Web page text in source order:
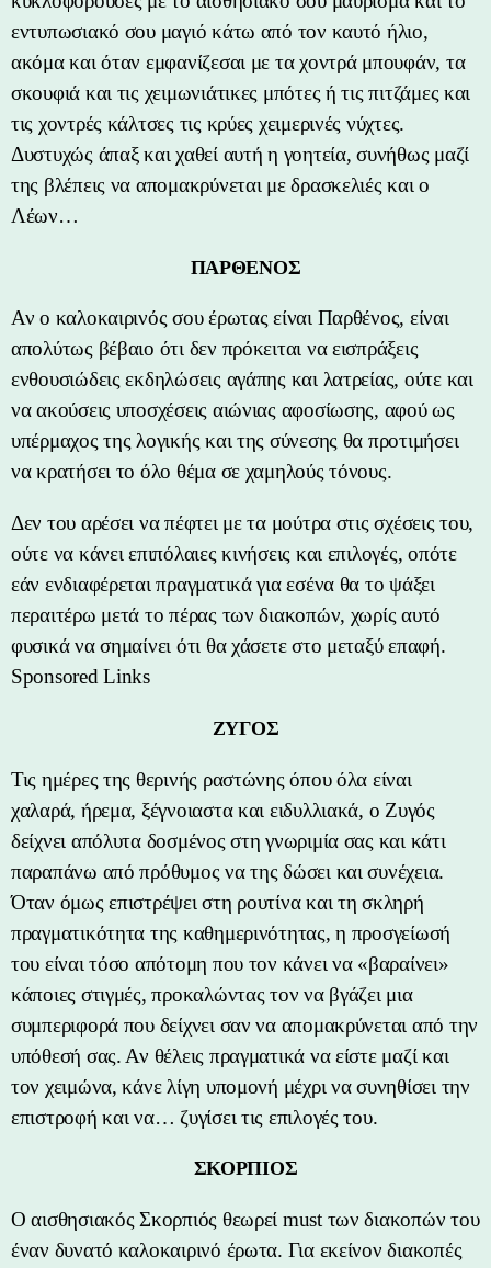
εντυπωσιακό σου μαγιό κάτω από τον καυτό ήλιο,
ακόμα και όταν εμφανίζεσαι με τα χοντρά μπουφάν, τα
σκουφιά και τις χειμωνιάτικες μπότες ή τις πιτζάμες και
τις χοντρές κάλτσες τις κρύες χειμερινές νύχτες.
Δυστυχώς άπαξ και χαθεί αυτή η γοητεία, συνήθως μαζί
της βλέπεις να απομακρύνεται με δρασκελιές και ο
Λέων…
ΠΑΡΘΕΝΟΣ
Αν ο καλοκαιρινός σου έρωτας είναι Παρθένος, είναι
απολύτως βέβαιο ότι δεν πρόκειται να εισπράξεις
ενθουσιώδεις εκδηλώσεις αγάπης και λατρείας, ούτε και
να ακούσεις υποσχέσεις αιώνιας αφοσίωσης, αφού ως
υπέρμαχος της λογικής και της σύνεσης θα προτιμήσει
να κρατήσει το όλο θέμα σε χαμηλούς τόνους.
Δεν του αρέσει να πέφτει με τα μούτρα στις σχέσεις του,
ούτε να κάνει επιπόλαιες κινήσεις και επιλογές, οπότε
εάν ενδιαφέρεται πραγματικά για εσένα θα το ψάξει
περαιτέρω μετά το πέρας των διακοπών, χωρίς αυτό
φυσικά να σημαίνει ότι θα χάσετε στο μεταξύ επαφή.
Sponsored Links
ΖΥΓΟΣ
Τις ημέρες της θερινής ραστώνης όπου όλα είναι
χαλαρά, ήρεμα, ξέγνοιαστα και ειδυλλιακά, ο Ζυγός
δείχνει απόλυτα δοσμένος στη γνωριμία σας και κάτι
παραπάνω από πρόθυμος να της δώσει και συνέχεια.
Όταν όμως επιστρέψει στη ρουτίνα και τη σκληρή
πραγματικότητα της καθημερινότητας, η προσγείωσή
του είναι τόσο απότομη που τον κάνει να «βαραίνει»
κάποιες στιγμές, προκαλώντας τον να βγάζει μια
συμπεριφορά που δείχνει σαν να απομακρύνεται από την
υπόθεσή σας. Αν θέλεις πραγματικά να είστε μαζί και
τον χειμώνα, κάνε λίγη υπομονή μέχρι να συνηθίσει την
επιστροφή και να… ζυγίσει τις επιλογές του.
ΣΚΟΡΠΙΟΣ
Ο αισθησιακός Σκορπιός θεωρεί must των διακοπών του
έναν δυνατό καλοκαιρινό έρωτα. Για εκείνον διακοπές